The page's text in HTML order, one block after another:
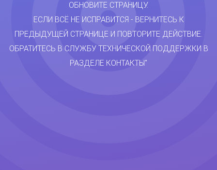
ОБНОВИТЕ СТРАНИЦУ.
ЕСЛИ ВСЁ НЕ ИСПРАВИТСЯ - ВЕРНИТЕСЬ К
ПРЕДЫДУЩЕЙ СТРАНИЦЕ И ПОВТОРИТЕ ДЕЙСТВИЕ.
ОБРАТИТЕСЬ В СЛУЖБУ ТЕХНИЧЕСКОЙ ПОДДЕРЖКИ В
РАЗДЕЛЕ КОНТАКТЫ"